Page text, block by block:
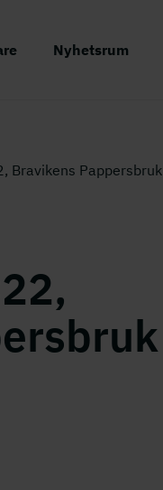
Nyhetsrum
Bravikens Pappersbruk